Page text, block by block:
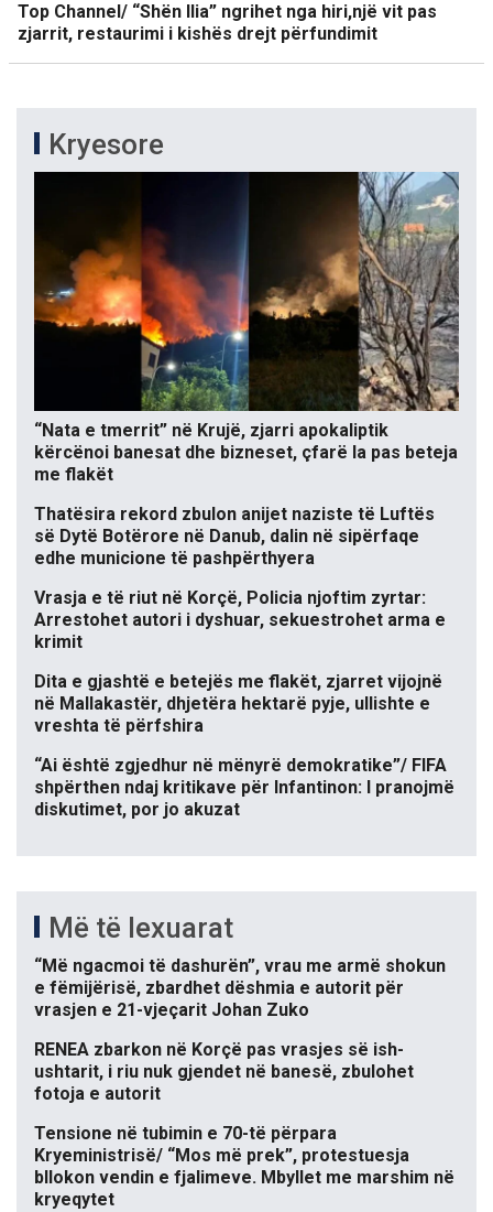
Top Channel/ “Shën Ilia” ngrihet nga hiri,një vit pas
zjarrit, restaurimi i kishës drejt përfundimit
Kryesore
“Nata e tmerrit” në Krujë, zjarri apokaliptik
kërcënoi banesat dhe bizneset, çfarë la pas beteja
me flakët
Thatësira rekord zbulon anijet naziste të Luftës
së Dytë Botërore në Danub, dalin në sipërfaqe
edhe municione të pashpërthyera
Vrasja e të riut në Korçë, Policia njoftim zyrtar:
Arrestohet autori i dyshuar, sekuestrohet arma e
krimit
Dita e gjashtë e betejës me flakët, zjarret vijojnë
në Mallakastër, dhjetëra hektarë pyje, ullishte e
vreshta të përfshira
“Ai është zgjedhur në mënyrë demokratike”/ FIFA
shpërthen ndaj kritikave për Infantinon: I pranojmë
diskutimet, por jo akuzat
Më të lexuarat
“Më ngacmoi të dashurën”, vrau me armë shokun
e fëmijërisë, zbardhet dëshmia e autorit për
vrasjen e 21-vjeçarit Johan Zuko
RENEA zbarkon në Korçë pas vrasjes së ish-
ushtarit, i riu nuk gjendet në banesë, zbulohet
fotoja e autorit
Tensione në tubimin e 70-të përpara
Kryeministrisë/ “Mos më prek”, protestuesja
bllokon vendin e fjalimeve. Mbyllet me marshim në
kryeqytet